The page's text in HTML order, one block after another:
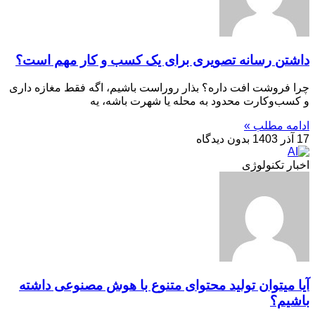
داشتن رسانه تصویری برای یک کسب و کار مهم است؟
چرا فروشت افت داره؟ بذار روراست باشیم، اگه فقط مغازه داری
و کسب‌وکارت محدود به محله یا شهرت باشه، یه
ادامه مطلب »
17 آذر 1403
بدون دیدگاه
اخبار تکنولوژی
آیا میتوان تولید محتوای متنوع با هوش مصنوعی داشته
باشیم؟